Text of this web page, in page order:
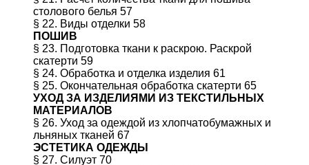
столового белья 57
§ 22. Виды отделки 58
ПОШИВ
§ 23. Подготовка ткани к раскрою. Раскрой
скатерти 59
§ 24. Обработка и отделка изделия 61
§ 25. Окончательная обработка скатерти 65
УХОД ЗА ИЗДЕЛИЯМИ ИЗ ТЕКСТИЛЬНЫХ
МАТЕРИАЛОВ
§ 26. Уход за одеждой из хлопчатобумажных и
льняных тканей 67
ЭСТЕТИКА ОДЕЖДЫ
§ 27. Силуэт 70